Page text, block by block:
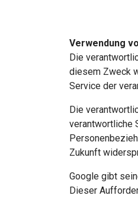
Verwendung
Die
diesem Zweck
Service der
Die
verantwortliche
Zukunft
Google gibt
Dieser